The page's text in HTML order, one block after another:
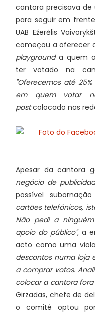
cantora precisava
para seguir em
UAB Ežerėlis
começou a oferecer
playgrounda quem
ter votado na
"Oferecemos até
em quem votar
postcolocado nas
Apesar da cantora
negócio de
possível
cartões telefónicos,
Não pedi a
apoio do público", a
acto como uma
descontos numa loja
a comprar votos.
colocar a cantora
Girzadas, chefe de
o comité optou